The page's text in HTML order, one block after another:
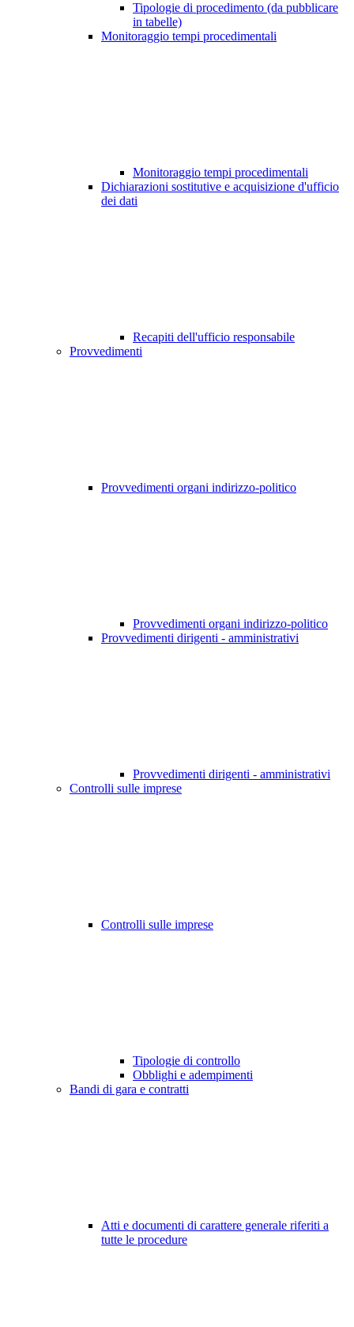
Tipologie di procedimento (da pubblicare
in tabelle)
Monitoraggio tempi procedimentali
Monitoraggio tempi procedimentali
Dichiarazioni sostitutive e acquisizione d'ufficio
dei dati
Recapiti dell'ufficio responsabile
Provvedimenti
Provvedimenti organi indirizzo-politico
Provvedimenti organi indirizzo-politico
Provvedimenti dirigenti - amministrativi
Provvedimenti dirigenti - amministrativi
Controlli sulle imprese
Controlli sulle imprese
Tipologie di controllo
Obblighi e adempimenti
Bandi di gara e contratti
Atti e documenti di carattere generale riferiti a
tutte le procedure